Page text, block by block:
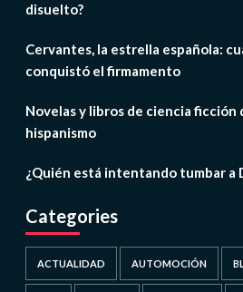
disuelto?
Cervantes, la estrella española:
conquistó el firmamento
Novelas y libros de ciencia ficción
hispanismo
¿Quién está intentando tumbar a
Categories
ACTUALIDAD AUTOMOCIÓN